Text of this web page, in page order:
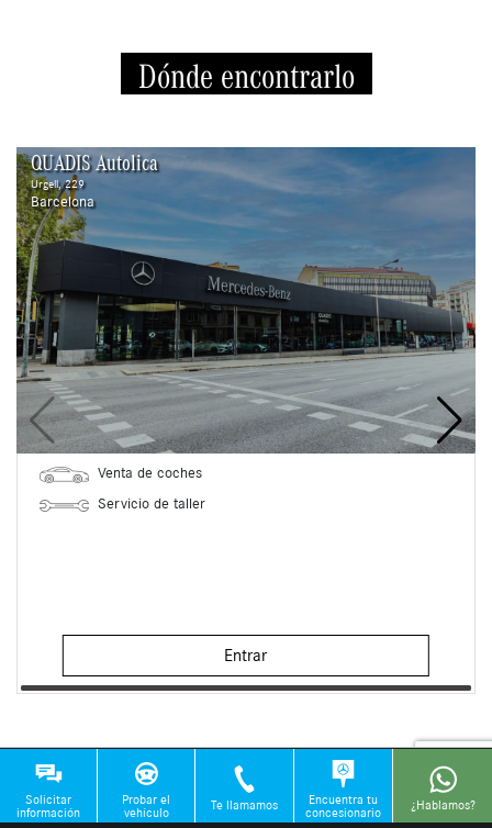
Dónde encontrarlo
QUADIS Autolica
Urgell, 229
Barcelona
Venta de coches
Servicio de taller
Entrar
Solicitar
información
Probar el
vehículo
Te llamamos
Encuentra tu
concesionario
¿Hablamos?